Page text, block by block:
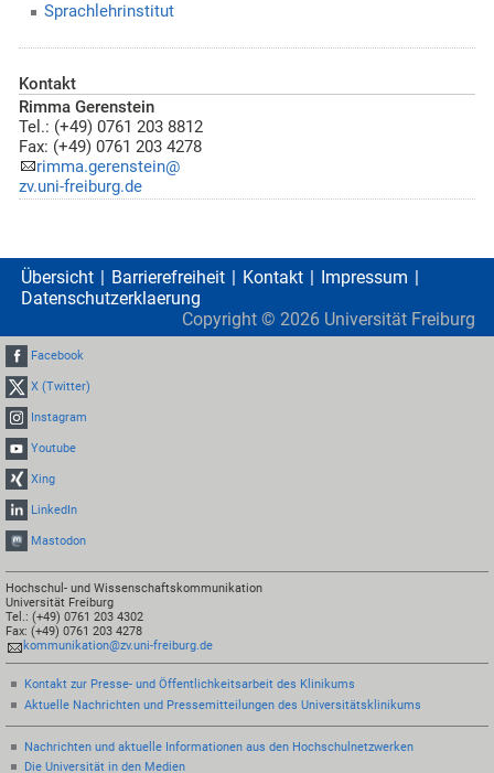
Sprachlehrinstitut
Kontakt
Rimma Gerenstein
Tel.: (+49) 0761 203 8812
Fax: (+49) 0761 203 4278
rimma.gerenstein@
zv.uni-freiburg.de
Übersicht Barrierefreiheit Kontakt
Impressum
Datenschutzerklaerung
Copyright © 2026 Universität Freiburg
Facebook
X (Twitter)
Instagram
Youtube
Xing
LinkedIn
Mastodon
Hochschul- und Wissenschaftskommunikation
Universität Freiburg
Tel.: (+49) 0761 203 4302
Fax: (+49) 0761 203 4278
kommunikation@zv.uni-freiburg.de
Kontakt zur Presse- und Öffentlichkeitsarbeit des Klinikums
Aktuelle Nachrichten und Pressemitteilungen des Universitätsklinikums
Nachrichten und aktuelle Informationen aus den Hochschulnetzwerken
Die Universität in den Medien